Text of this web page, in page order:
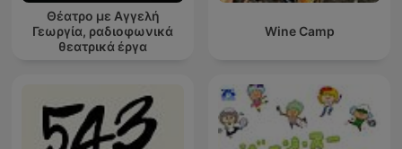
Θέατρο με Αγγελή
Γεωργία, ραδιοφωνικά
θεατρικά έργα
Wine Camp